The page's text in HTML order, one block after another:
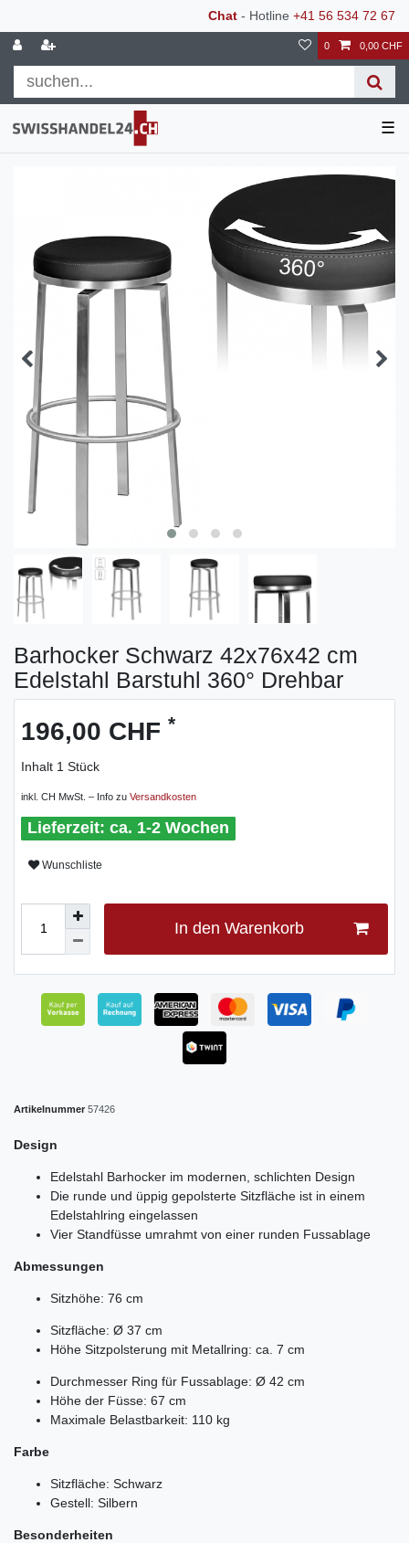
Chat - Hotline +41 56 534 72 67
0 0,00 CHF
☰
Barhocker Schwarz 42x76x42 cm
Edelstahl Barstuhl 360° Drehbar
196,00 CHF *
Inhalt 1 Stück
inkl. CH MwSt. – Info zu Versandkosten
ca. 1-2 Wochen
Wunschliste
In den Warenkorb
Artikelnummer 57426
Design
Edelstahl Barhocker im modernen, schlichten Design
Die runde und üppig gepolsterte Sitzfläche ist in einem
Edelstahlring eingelassen
Vier Standfüsse umrahmt von einer runden Fussablage
Abmessungen
Sitzhöhe: 76 cm
Sitzfläche: Ø 37 cm
Höhe Sitzpolsterung mit Metallring: ca. 7 cm
Durchmesser Ring für Fussablage: Ø 42 cm
Höhe der Füsse: 67 cm
Maximale Belastbarkeit: 110 kg
Farbe
Sitzfläche: Schwarz
Gestell: Silbern
Besonderheiten